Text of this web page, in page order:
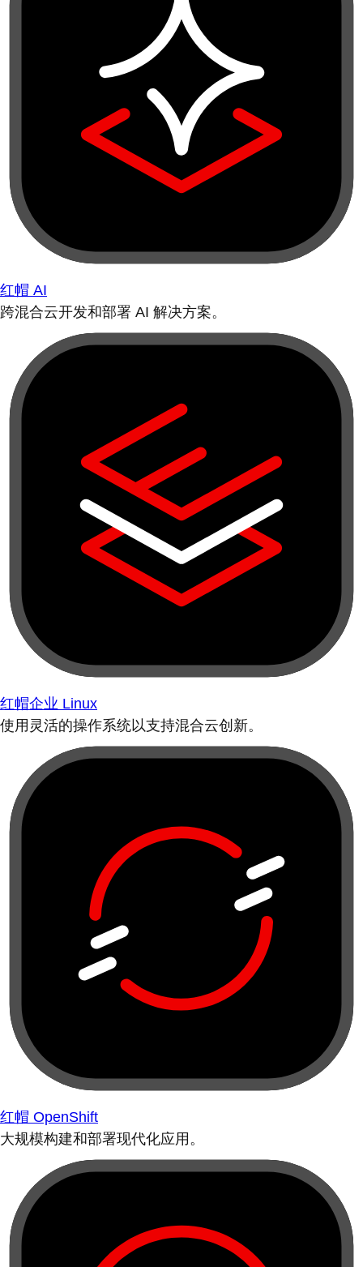
红帽 AI
跨混合云开发和部署 AI 解决方案。
红帽企业 Linux
使用灵活的操作系统以支持混合云创新。
红帽 OpenShift
大规模构建和部署现代化应用。